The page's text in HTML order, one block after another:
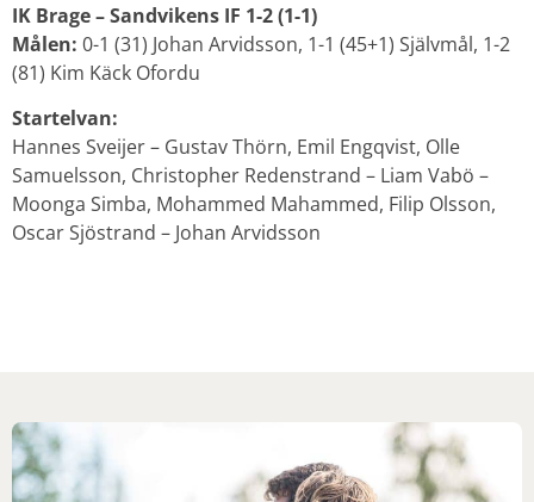
IK Brage – Sandvikens IF 1-2 (1-1)
Målen: 0-1 (31) Johan Arvidsson, 1-1 (45+1) Självmål, 1-2
(81) Kim Käck Ofordu
Startelvan:
Hannes Sveijer – Gustav Thörn, Emil Engqvist, Olle
Samuelsson, Christopher Redenstrand – Liam Vabö –
Moonga Simba, Mohammed Mahammed, Filip Olsson,
Oscar Sjöstrand – Johan Arvidsson